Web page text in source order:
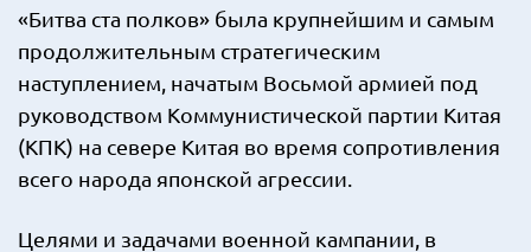
«Битва ста полков» была крупнейшим и самым
продолжительным стратегическим
наступлением, начатым Восьмой армией под
руководством Коммунистической партии Китая
(КПК) на севере Китая во время сопротивления
всего народа японской агрессии.
Целями и задачами военной кампании, в